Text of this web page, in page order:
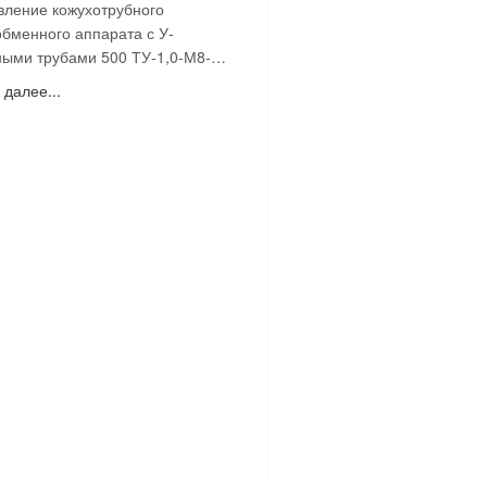
кожухотрубного
аппарата с У-
трубами 500 ТУ-1,0-М8-
далее...